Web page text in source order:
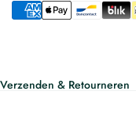
Verzenden & Retourneren